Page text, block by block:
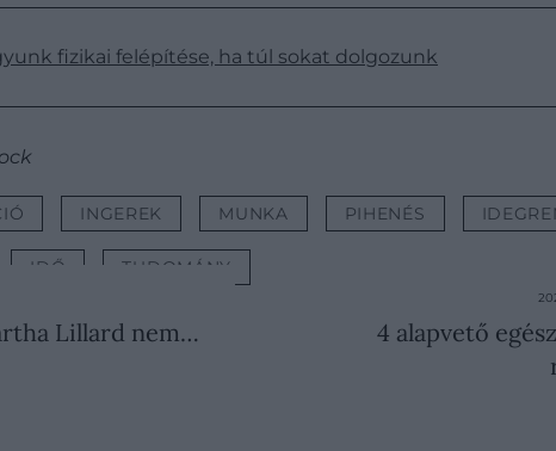
fizikai felépítése, ha túl sokat dolgozunk
INGEREK MUNKA PIHENÉS
IDŐ TUDOMÁNY
Lillard nem…
4 alapvető